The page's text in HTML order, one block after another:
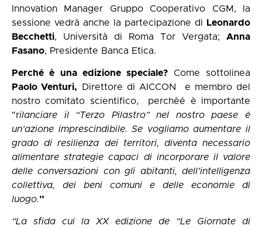
Innovation Manager Gruppo Cooperativo CGM, la
sessione vedrà anche la partecipazione di Leonardo
Becchetti, Università di Roma Tor Vergata; Anna
Fasano, Presidente Banca Etica.
Perché è una edizione speciale? Come sottolinea
Paolo Venturi, Direttore di AICCON e membro del
nostro comitato scientifico, perchèé è importante
"rilanciare il “Terzo Pilastro” nel nostro paese è
un’azione imprescindibile. Se vogliamo aumentare il
grado di resilienza dei territori, diventa necessario
alimentare strategie capaci di incorporare il valore
delle conversazioni con gli abitanti, dell’intelligenza
collettiva, dei beni comuni e delle economie di
luogo.”
“La sfida cui la XX edizione de “Le Giornate di